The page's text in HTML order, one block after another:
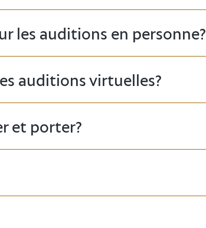
les auditions en personne?
auditions virtuelles?
et porter?